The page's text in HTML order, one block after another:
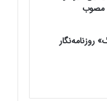
مصوب
روزنامه‌نگار